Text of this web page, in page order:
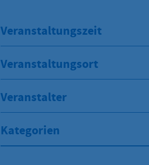
Veranstaltungszeit
Veranstaltungsort
Veranstalter
Kategorien